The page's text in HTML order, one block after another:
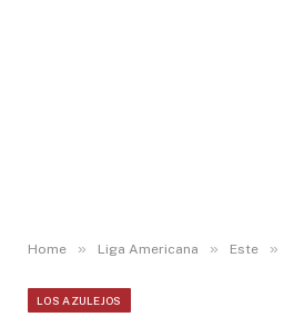
Home » Liga Americana » Este »
LOS AZULEJOS